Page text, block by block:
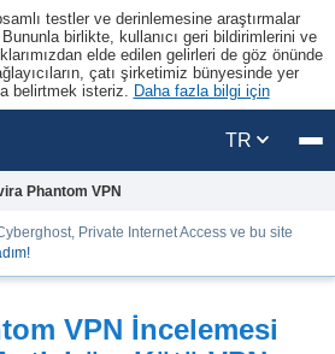
testler ve derinlemesine araştırmalar
Bununla birlikte, kullanıcı geri bildirimlerini ve
elde edilen gelirleri de göz önünde
çatı şirketimiz bünyesinde yer
belirtmek isteriz. Daha fazla bilgi için
TR
Phantom VPN
Private Internet Access ve bu site
VPN İncelemesi